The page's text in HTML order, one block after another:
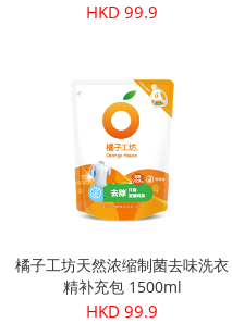
HKD 99.9
橘子工坊天然浓缩制菌去味洗衣
精补充包 1500ml
HKD 99.9